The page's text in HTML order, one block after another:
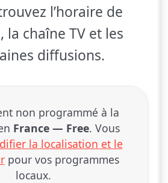
l’horaire de
la chaîne TV et les
diffusions.
non programmé à la
France — Free. Vous
la localisation et le
pour vos programmes
locaux.